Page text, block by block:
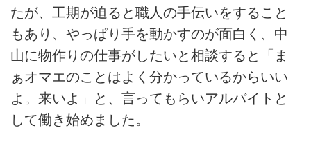
たが、工期が迫ると職人の手伝いをすること
もあり、やっぱり手を動かすのが面白く、中
山に物作りの仕事がしたいと相談すると「ま
ぁオマエのことはよく分かっているからいい
よ。来いよ」と、言ってもらいアルバイトと
して働き始めました。